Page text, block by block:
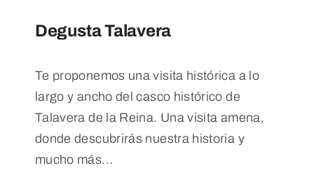
Degusta Talavera
Te proponemos una visita histórica a lo
largo y ancho del casco histórico de
Talavera de la Reina. Una visita amena,
donde descubrirás nuestra historia y
mucho más...